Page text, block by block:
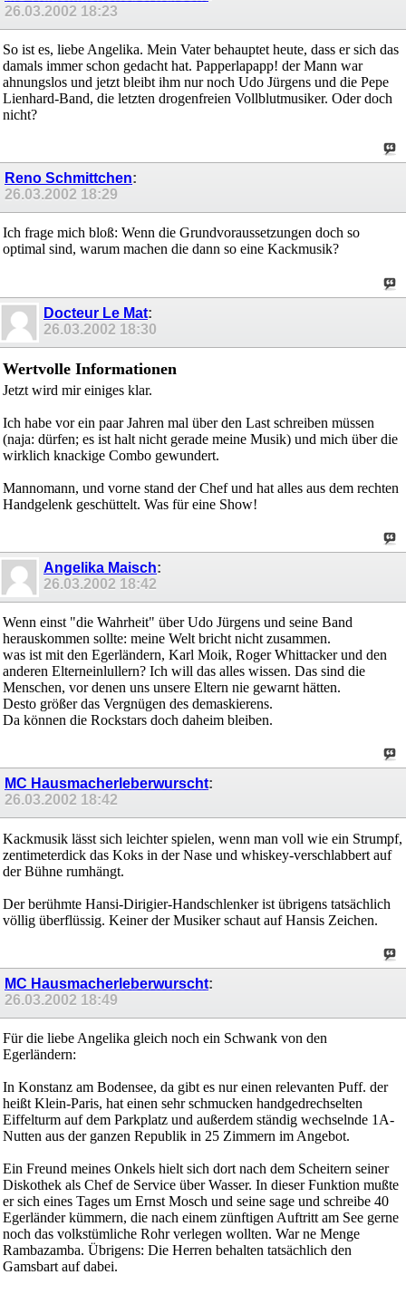
26.03.2002 18:23
So ist es, liebe Angelika. Mein Vater behauptet heute, dass er sich das
damals immer schon gedacht hat. Papperlapapp! der Mann war
ahnungslos und jetzt bleibt ihm nur noch Udo Jürgens und die Pepe
Lienhard-Band, die letzten drogenfreien Vollblutmusiker. Oder doch
nicht?
Reno Schmittchen:
26.03.2002 18:29
Ich frage mich bloß: Wenn die Grundvoraussetzungen doch so
optimal sind, warum machen die dann so eine Kackmusik?
Docteur Le Mat:
26.03.2002 18:30
Wertvolle Informationen
Jetzt wird mir einiges klar.
Ich habe vor ein paar Jahren mal über den Last schreiben müssen
(naja: dürfen; es ist halt nicht gerade meine Musik) und mich über die
wirklich knackige Combo gewundert.
Mannomann, und vorne stand der Chef und hat alles aus dem rechten
Handgelenk geschüttelt. Was für eine Show!
Angelika Maisch:
26.03.2002 18:42
Wenn einst "die Wahrheit" über Udo Jürgens und seine Band
herauskommen sollte: meine Welt bricht nicht zusammen.
was ist mit den Egerländern, Karl Moik, Roger Whittacker und den
anderen Elterneinlullern? Ich will das alles wissen. Das sind die
Menschen, vor denen uns unsere Eltern nie gewarnt hätten.
Desto größer das Vergnügen des demaskierens.
Da können die Rockstars doch daheim bleiben.
MC Hausmacherleberwurscht:
26.03.2002 18:42
Kackmusik lässt sich leichter spielen, wenn man voll wie ein Strumpf,
zentimeterdick das Koks in der Nase und whiskey-verschlabbert auf
der Bühne rumhängt.
Der berühmte Hansi-Dirigier-Handschlenker ist übrigens tatsächlich
völlig überflüssig. Keiner der Musiker schaut auf Hansis Zeichen.
MC Hausmacherleberwurscht:
26.03.2002 18:49
Für die liebe Angelika gleich noch ein Schwank von den
Egerländern:
In Konstanz am Bodensee, da gibt es nur einen relevanten Puff. der
heißt Klein-Paris, hat einen sehr schmucken handgedrechselten
Eiffelturm auf dem Parkplatz und außerdem ständig wechselnde 1A-
Nutten aus der ganzen Republik in 25 Zimmern im Angebot.
Ein Freund meines Onkels hielt sich dort nach dem Scheitern seiner
Diskothek als Chef de Service über Wasser. In dieser Funktion mußte
er sich eines Tages um Ernst Mosch und seine sage und schreibe 40
Egerländer kümmern, die nach einem zünftigen Auftritt am See gerne
noch das volkstümliche Rohr verlegen wollten. War ne Menge
Rambazamba. Übrigens: Die Herren behalten tatsächlich den
Gamsbart auf dabei.